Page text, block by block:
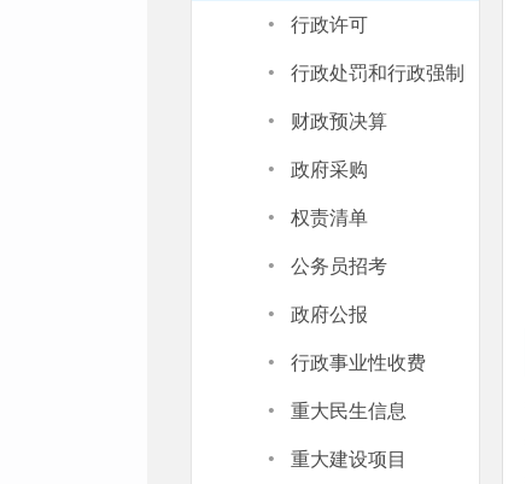
· 行政许可
· 行政处罚和行政强制
· 财政预决算
· 政府采购
· 权责清单
· 公务员招考
· 政府公报
· 行政事业性收费
· 重大民生信息
· 重大建设项目